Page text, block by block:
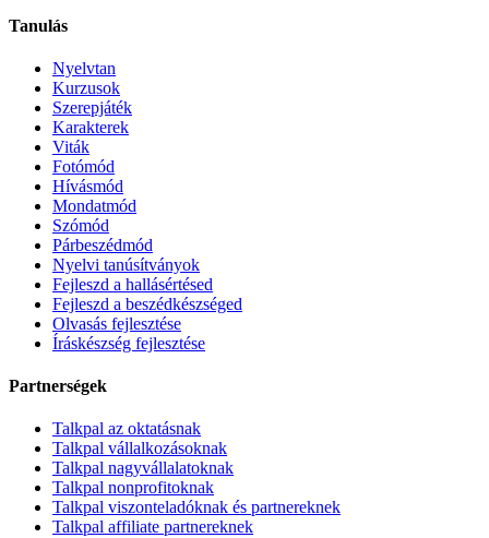
Tanulás
Nyelvtan
Kurzusok
Szerepjáték
Karakterek
Viták
Fotómód
Hívásmód
Mondatmód
Szómód
Párbeszédmód
Nyelvi tanúsítványok
Fejleszd a hallásértésed
Fejleszd a beszédkészséged
Olvasás fejlesztése
Íráskészség fejlesztése
Partnerségek
Talkpal az oktatásnak
Talkpal vállalkozásoknak
Talkpal nagyvállalatoknak
Talkpal nonprofitoknak
Talkpal viszonteladóknak és partnereknek
Talkpal affiliate partnereknek